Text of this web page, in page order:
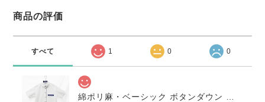
商品の評価
すべて 1 0 0